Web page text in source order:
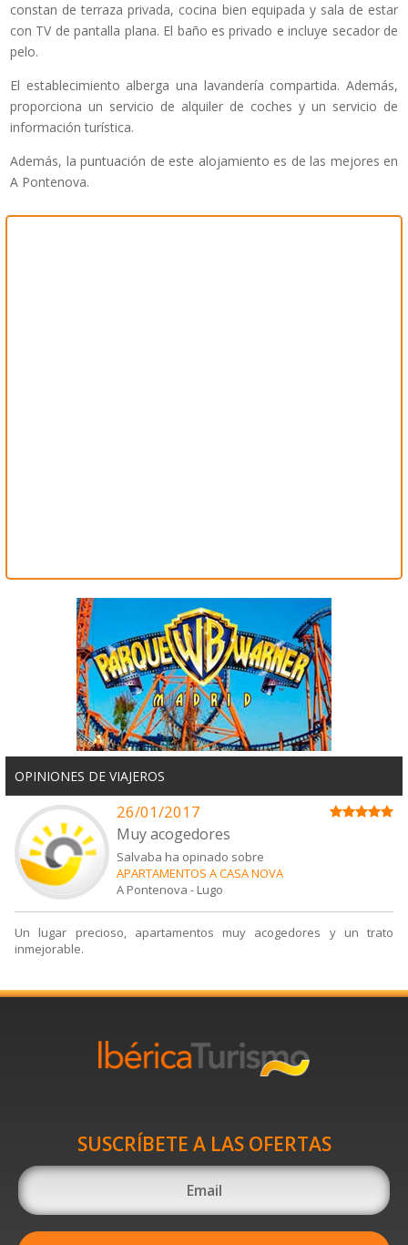
constan de terraza privada, cocina bien equipada y sala de estar
con TV de pantalla plana. El baño es privado e incluye secador de
pelo.
El establecimiento alberga una lavandería compartida. Además,
proporciona un servicio de alquiler de coches y un servicio de
información turística.
Además, la puntuación de este alojamiento es de las mejores en
A Pontenova.
OPINIONES DE VIAJEROS
26/01/2017
Muy acogedores
Salvaba ha opinado sobre
APARTAMENTOS A CASA NOVA
A Pontenova - Lugo
Un lugar precioso, apartamentos muy acogedores y un trato
inmejorable.
SUSCRÍBETE A LAS OFERTAS